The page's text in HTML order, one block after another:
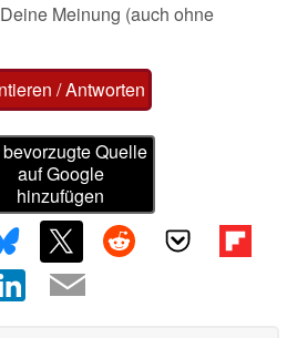
Meinung (auch ohne
/ Antworten
Quelle
auf Google
hinzufügen